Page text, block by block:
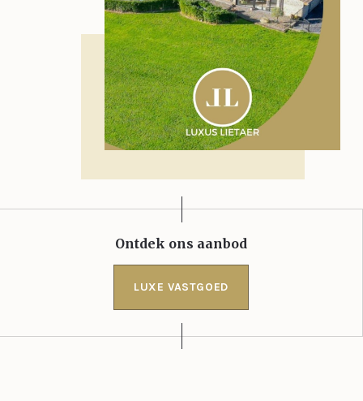
Ontdek ons aanbod
LUXE VASTGOED